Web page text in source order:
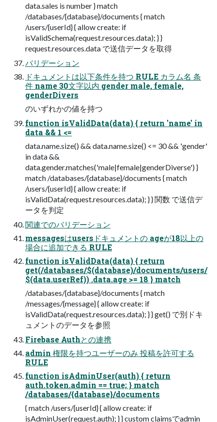
data.sales is number } match
/databases/{database}/documents { match
/users/{userId} { allow create: if
isValidSchema(request.resources.data); } }
request.resources.data で送信データを取得
バリデーション
ドキュメントは以下条件を持つ RULE カラム名 条
件 name 30文字以内 gender male, female,
genderDivers
のいずれかの値を持つ
function isValidData(data) { return 'name' in
data && 1 <=
data.name.size() && data.name.size() <= 30 && 'gender'
in data &&
data.gender.matches('male|female|genderDiverse') }
match /databases/{database}/documents { match
/users/{userId} { allow create: if
isValidData(request.resources.data); } } 関数 で送信デ
ータを判定
関連でのバリデーション
messagesはusersドキュメントの ageが18以上の
場合に追加できる RULE
function isValidData(data) { return
get(/databases/$(database)/documents/users/
$(data.userRef)) .data.age >= 18 } match
/databases/{database}/documents { match
/messages/{message} { allow create: if
isValidData(request.resources.data); } } get() で別ドキ
ュメントのデータを参照
Firebase Authとの連携
admin 権限を持つユーザーのみ 投稿を許可する
RULE
function isAdminUser(auth) { return
auth.token.admin == true; } match
/databases/{database}/documents
{ match /users/{userId} { allow create: if
isAdminUser(request.auth); } } custom claimsでadmin